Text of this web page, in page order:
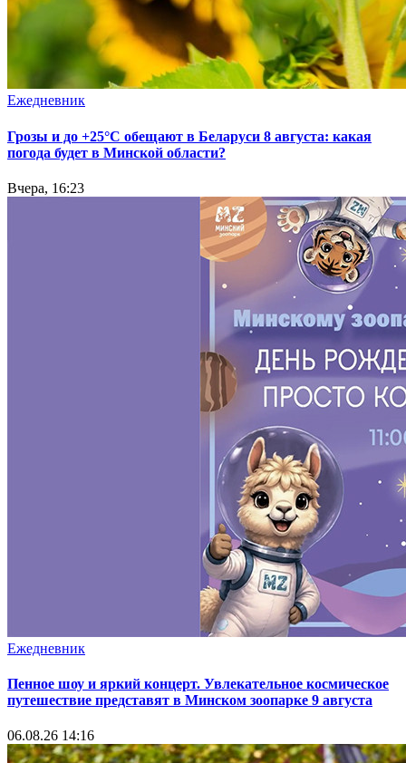
Ежедневник
Грозы и до +25°С обещают в Беларуси 8 августа: какая
погода будет в Минской области?
Вчера, 16:23
Ежедневник
Пенное шоу и яркий концерт. Увлекательное космическое
путешествие представят в Минском зоопарке 9 августа
06.08.26 14:16